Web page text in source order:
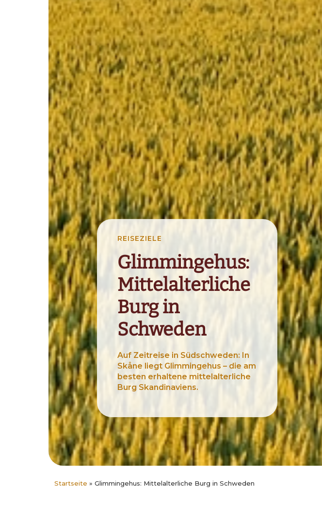
REISEZIELE
Glimmingehus:
Mittelalterliche
Burg in
Schweden
Auf Zeitreise in Südschweden: In
Skåne liegt Glimmingehus – die am
besten erhaltene mittelalterliche
Burg Skandinaviens.
Startseite » Glimmingehus: Mittelalterliche Burg in Schweden